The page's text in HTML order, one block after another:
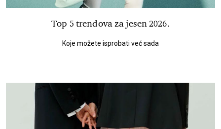
Top 5 trendova za jesen 2026.
Koje možete isprobati već sada